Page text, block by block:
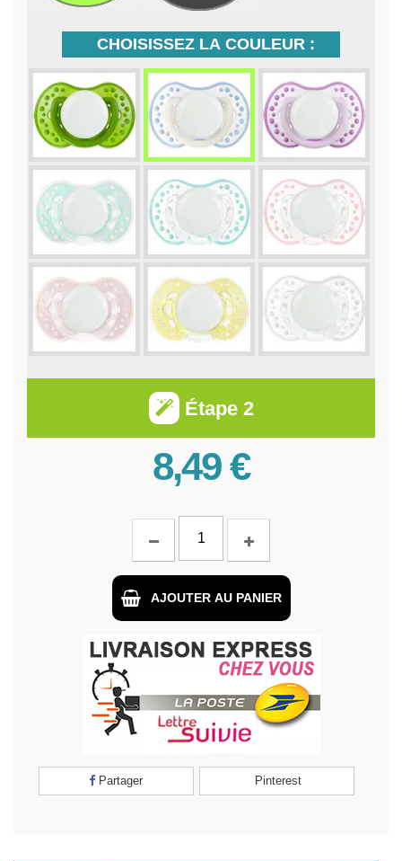
CHOISISSEZ LA COULEUR :
Étape 2
8,49 €
AJOUTER AU PANIER
Partager Pinterest